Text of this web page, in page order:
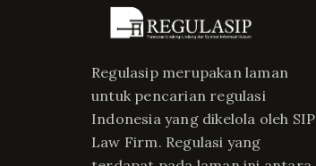
Regulasip merupakan laman
untuk pencarian regulasi
Indonesia yang dikelola oleh SIP
Law Firm. Regulasi yang